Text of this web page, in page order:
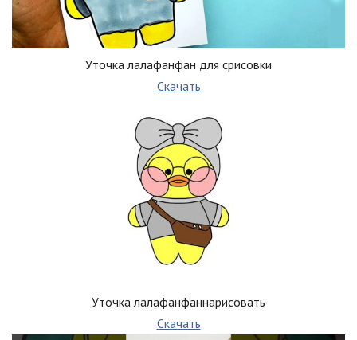
Уточка лалафанфан для срисовки
Скачать
Уточка лалафанфаннарисовать
Скачать